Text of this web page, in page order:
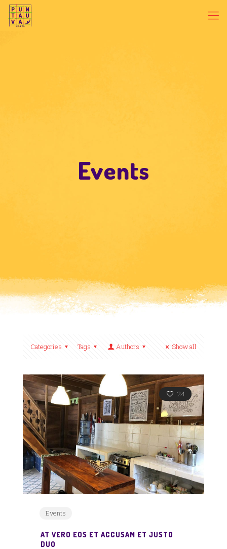
Events
Categories Tags Authors Show all
24
Events
AT VERO EOS ET ACCUSAM ET JUSTO
DUO